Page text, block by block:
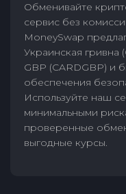
Обменивайте
сервис без
MoneySwap
Украинская гривна
GBP (CARDGBP) и
обеспечения
Используйте наш
минимальными
проверенные
выгодные курсы.